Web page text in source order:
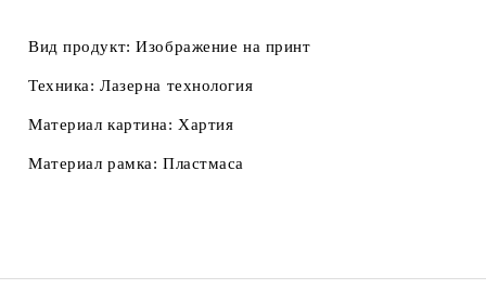
Вид продукт:Изображение на принт
Техника:Лазерна технология
Материал картина: Хартия
Материал рамка: Пластмаса